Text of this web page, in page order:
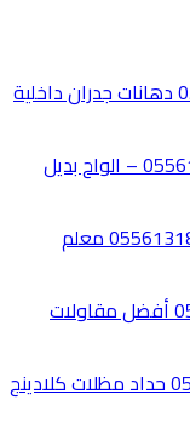
مطلوب دهان الطائف ت: 0556131856 دهانات جدران داخلية
تركيب بديل الخشب الطائف ت: 0556131856 – الواح بديل
بديل الرخام والخشب الطائف جوال:0556131856 معلم
تشطيب مباني الطائف ت : 0556131856 أفضل مقاولات
مظلات كلادينج الطائف ت: 0556131856 حداد مظلات كلادينج